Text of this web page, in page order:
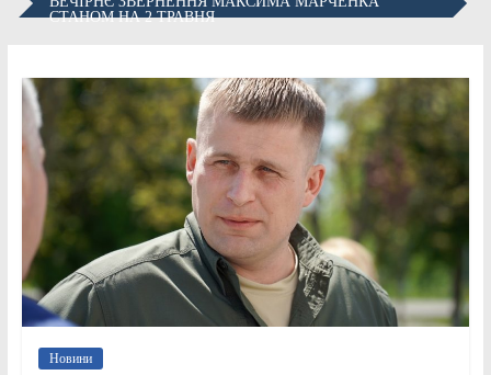
СТАНОМ НА 2 ТРАВНЯ
Новини